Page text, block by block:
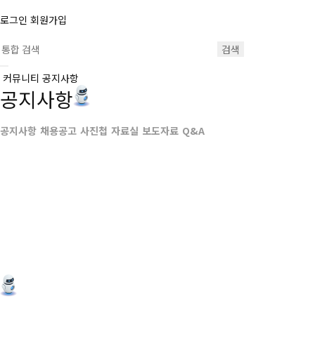
로그인 회원가입
검색
커뮤니티 공지사항
공지사항
공지사항 채용공고 사진첩 자료실 보도자료 Q&A